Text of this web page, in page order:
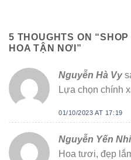
5 THOUGHTS ON “
HOA TẬN NƠI ”
Nguyễn Hà Vy
Lựa chọn chính
01/10/2023 AT 17:19
Nguyễn Yến Nhi
Hoa tươi, đẹp